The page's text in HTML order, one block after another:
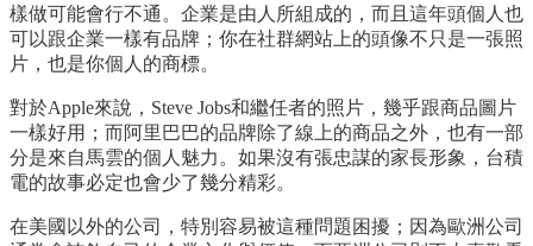
樣做可能會行不通。企業是由人所組成的，而且這年頭個人也
可以跟企業一樣有品牌；你在社群網站上的頭像不只是一張照
片，也是你個人的商標。
對於Apple來說，Steve Jobs和繼任者的照片，幾乎跟商品圖片
一樣好用；而阿里巴巴的品牌除了線上的商品之外，也有一部
分是來自馬雲的個人魅力。如果沒有張忠謀的家長形象，台積
電的故事必定也會少了幾分精彩。
在美國以外的公司，特別容易被這種問題困擾；因為歐洲公司